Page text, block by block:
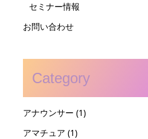
セミナー情報
お問い合わせ
Category
アナウンサー (1)
アマチュア (1)